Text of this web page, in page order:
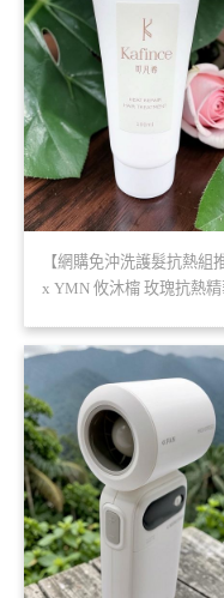
【網購免沖洗護髮抗熱
x YMN 攸沐橣 玫瑰抗熱